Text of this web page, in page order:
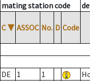
mating station code
C ▼ ASSOC No. D Code
DE 1 1